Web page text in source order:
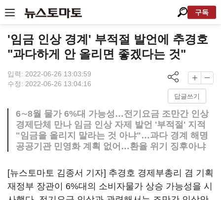
구독
'임금 인상 경계' 부적절 발언에 추경호
"과다하게 안 올리면 좋겠다는 것"
입력: 2022-06-26 13:03:59
수정: 2022-06-26 13:04:16
답글쓰기
6∼8월 물가 6%대 가능성…전기요금 조만간 인상
경제단체 만나 임금 인상 자제 발언 '부적절' 지적
"임금을 올리지 말라는 것 아냐"…과다 경계 해명
공공기관 민영화 계획 없어…환율 위기 징후아냐
[뉴스토마토 김종서 기자] 추경호 경제부총리 겸 기획
재정부 장관이 6%대의 소비자물가 상승 가능성을 시